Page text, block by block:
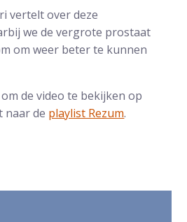
vertelt over deze
we de vergrote prostaat
om weer beter te kunnen
de video te bekijken op
naar de playlist Rezum.